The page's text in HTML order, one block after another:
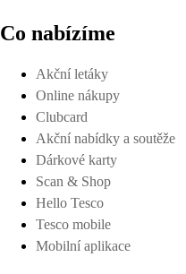
Co nabízíme
Akční letáky
Online nákupy
Clubcard
Akční nabídky a soutěže
Dárkové karty
Scan & Shop
Hello Tesco
Tesco mobile
Mobilní aplikace